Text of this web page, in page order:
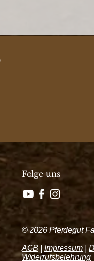
Folge uns
© 2026 Pferdegut
AGB Impressum
Widerrufsbelehrung